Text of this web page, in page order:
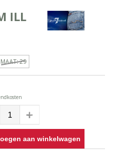
ILL
MAAT: 29
aan winkelwagen